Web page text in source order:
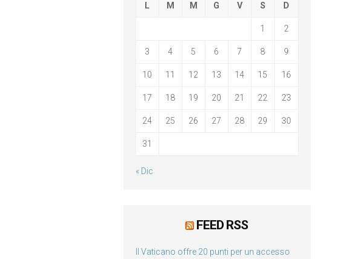
L M M G V S D
1 2
3 4 5 6 7 8 9
10 11 12 13 14 15 16
17 18 19 20 21 22 23
24 25 26 27 28 29 30
31
« Dic
FEED RSS
Il Vaticano offre 20 punti per un accesso